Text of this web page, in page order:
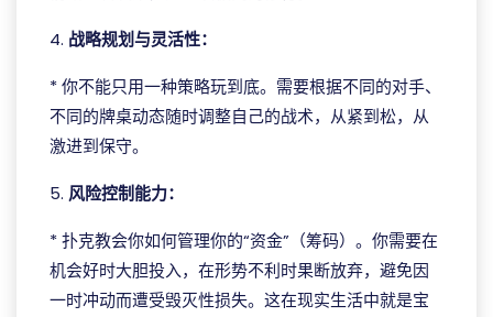
4. 战略规划与灵活性：
* 你不能只用一种策略玩到底。需要根据不同的对手、
不同的牌桌动态随时调整自己的战术，从紧到松，从
激进到保守。
5. 风险控制能力：
* 扑克教会你如何管理你的“资金”（筹码）。你需要在
机会好时大胆投入，在形势不利时果断放弃，避免因
一时冲动而遭受毁灭性损失。这在现实生活中就是宝